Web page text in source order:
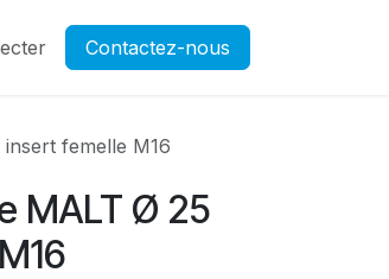
Rendez-vous Ouverture d'un compte
Contactez-nous
femelle M16
MALT Ø 25